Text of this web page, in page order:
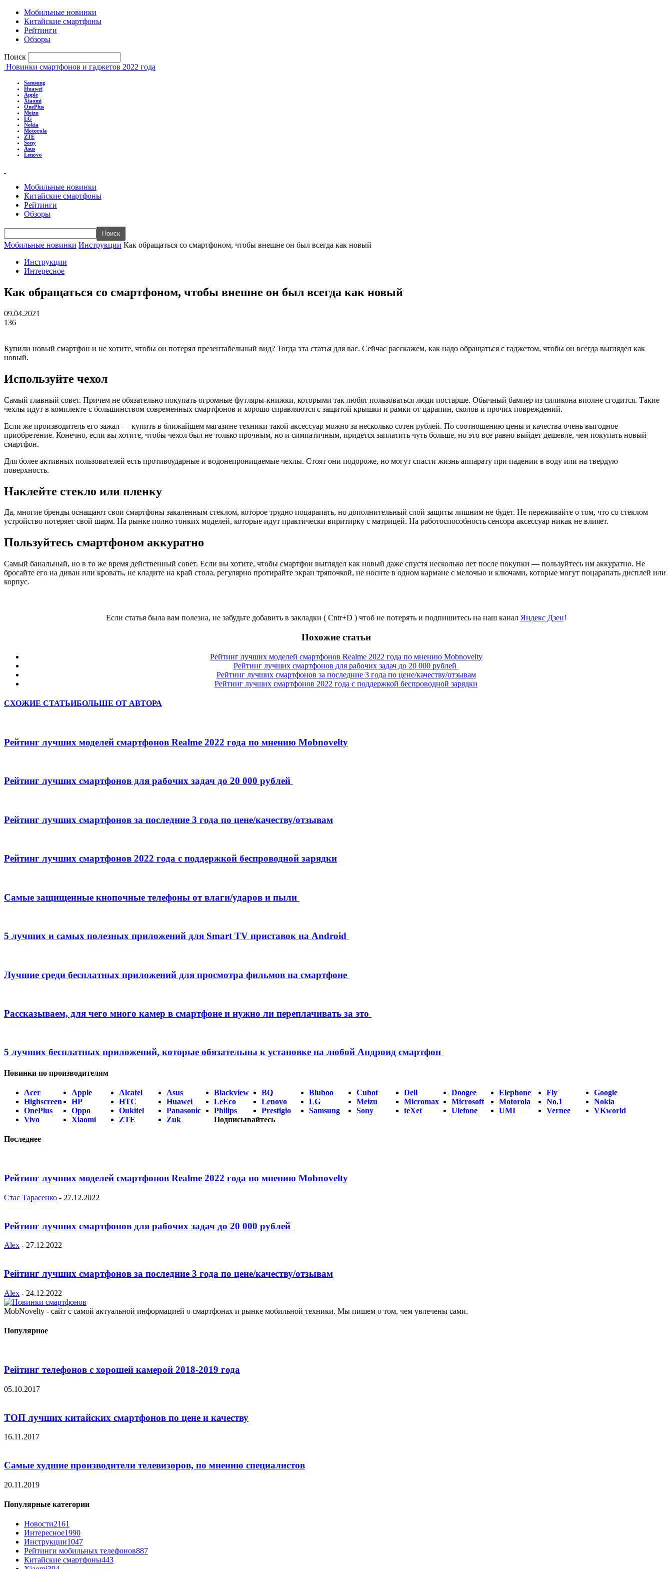
Мобильные новинки
Китайские смартфоны
Рейтинги
Обзоры
Поиск
Новинки смартфонов и гаджетов 2022 года
Samsung
Huawei
Apple
Xiaomi
OnePlus
Meizu
LG
Nokia
Motorola
ZTE
Sony
Asus
Lenovo
Мобильные новинки
Китайские смартфоны
Рейтинги
Обзоры
Мобильные новинки Инструкции Как обращаться со смартфоном, чтобы внешне он был всегда как новый
Инструкции
Интересное
Как обращаться со смартфоном, чтобы внешне он был всегда как новый
09.04.2021
136
Купили новый смартфон и не хотите, чтобы он потерял презентабельный вид? Тогда эта статья для вас. Сейчас расскажем, как надо обращаться с гаджетом, чтобы он всегда выглядел как
новый.
Используйте чехол
Самый главный совет. Причем не обязательно покупать огромные футляры-книжки, которыми так любят пользоваться люди постарше. Обычный бампер из силикона вполне сгодится. Такие
чехлы идут в комплекте с большинством современных смартфонов и хорошо справляются с защитой крышки и рамки от царапин, сколов и прочих повреждений.
Если же производитель его зажал — купить в ближайшем магазине техники такой аксессуар можно за несколько сотен рублей. По соотношению цены и качества очень выгодное
приобретение. Конечно, если вы хотите, чтобы чехол был не только прочным, но и симпатичным, придется заплатить чуть больше, но это все равно выйдет дешевле, чем покупать новый
смартфон.
Для более активных пользователей есть противоударные и водонепроницаемые чехлы. Стоят они подороже, но могут спасти жизнь аппарату при падении в воду или на твердую
поверхность.
Наклейте стекло или пленку
Да, многие бренды оснащают свои смартфоны закаленным стеклом, которое трудно поцарапать, но дополнительный слой защиты лишним не будет. Не переживайте о том, что со стеклом
устройство потеряет свой шарм. На рынке полно тонких моделей, которые идут практически впритирку с матрицей. На работоспособность сенсора аксессуар никак не влияет.
Пользуйтесь смартфоном аккуратно
Самый банальный, но в то же время действенный совет. Если вы хотите, чтобы смартфон выглядел как новый даже спустя несколько лет после покупки — пользуйтесь им аккуратно. Не
бросайте его на диван или кровать, не кладите на край стола, регулярно протирайте экран тряпочкой, не носите в одном кармане с мелочью и ключами, которые могут поцарапать дисплей или
корпус.
Если статья была вам полезна, не забудьте добавить в закладки ( Cntr+D ) чтоб не потерять и подпишитесь на наш канал Яндекс Дзен!
Похожие статьи
Рейтинг лучших моделей смартфонов Realme 2022 года по мнению Mobnovelty
Рейтинг лучших смартфонов для рабочих задач до 20 000 рублей
Рейтинг лучших смартфонов за последние 3 года по цене/качеству/отзывам
Рейтинг лучших смартфонов 2022 года с поддержкой беспроводной зарядки
СХОЖИЕ СТАТЬИБОЛЬШЕ ОТ АВТОРА
Рейтинг лучших моделей смартфонов Realme 2022 года по мнению Mobnovelty
Рейтинг лучших смартфонов для рабочих задач до 20 000 рублей
Рейтинг лучших смартфонов за последние 3 года по цене/качеству/отзывам
Рейтинг лучших смартфонов 2022 года с поддержкой беспроводной зарядки
Самые защищенные кнопочные телефоны от влаги/ударов и пыли
5 лучших и самых полезных приложений для Smart TV приставок на Android
Лучшие среди бесплатных приложений для просмотра фильмов на смартфоне
Рассказываем, для чего много камер в смартфоне и нужно ли переплачивать за это
5 лучших бесплатных приложений, которые обязательны к установке на любой Андроид смартфон
Новинки по производителям
Acer Apple Alcatel Asus Blackview BQ Bluboo Cubot Dell Doogee Elephone Fly
Google
Highscreen
HP HTC Huawei LeEco Lenovo LG Meizu Micromax Microsoft Motorola No.1
Nokia
OnePlus
Oppo Oukitel Panasonic Philips Prestigio Samsung Sony teXet Ulefone UMI Vernee
VKworld
Vivo
Xiaomi ZTE Zuk Подписывайтесь
Последнее
Рейтинг лучших моделей смартфонов Realme 2022 года по мнению Mobnovelty
Стас Тарасенко - 27.12.2022
Рейтинг лучших смартфонов для рабочих задач до 20 000 рублей
Alex - 27.12.2022
Рейтинг лучших смартфонов за последние 3 года по цене/качеству/отзывам
Alex - 24.12.2022
MobNovelty - сайт с самой актуальной информацией о смартфонах и рынке мобильной техники. Мы пишем о том, чем увлечены сами.
Популярное
Рейтинг телефонов с хорошей камерой 2018-2019 года
05.10.2017
ТОП лучших китайских смартфонов по цене и качеству
16.11.2017
Самые худшие производители телевизоров, по мнению специалистов
20.11.2019
Популярные категории
Новости2161
Интересное1990
Инструкции1047
Рейтинги мобильных телефонов887
Китайские смартфоны443